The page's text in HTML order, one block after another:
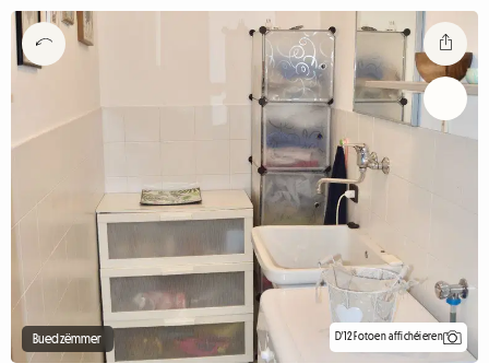
Buedzëmmer D'12 Fotoen affichéieren